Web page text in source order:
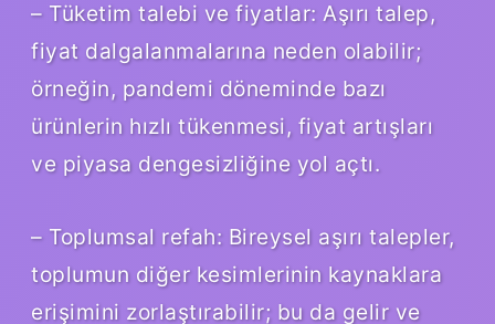
– Tüketim talebi ve fiyatlar: Aşırı talep,
fiyat dalgalanmalarına neden olabilir;
örneğin, pandemi döneminde bazı
ürünlerin hızlı tükenmesi, fiyat artışları
ve piyasa dengesizliğine yol açtı.
– Toplumsal refah: Bireysel aşırı talepler,
toplumun diğer kesimlerinin kaynaklara
erişimini zorlaştırabilir; bu da gelir ve